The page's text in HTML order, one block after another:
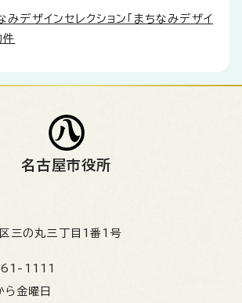
みデザインセレクション「まちなみデザイ
件
名古屋市役所
三の丸三丁目1番1号
1111
ら金曜日